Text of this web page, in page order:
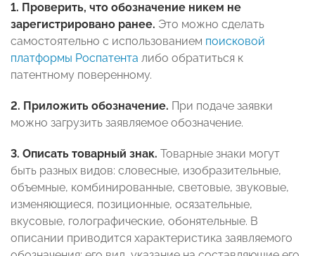
1. Проверить, что обозначение никем не
зарегистрировано ранее. Это можно сделать
самостоятельно с использованием поисковой
платформы Роспатента либо обратиться к
патентному поверенному.
2. Приложить обозначение. При подаче заявки
можно загрузить заявляемое обозначение.
3. Описать товарный знак. Товарные знаки могут
быть разных видов: словесные, изобразительные,
объемные, комбинированные, световые, звуковые,
изменяющиеся, позиционные, осязательные,
вкусовые, голографические, обонятельные. В
описании приводится характеристика заявляемого